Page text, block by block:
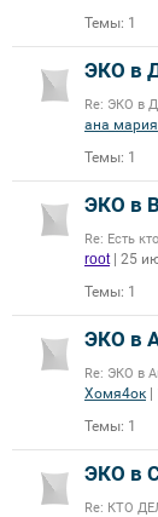
Темы: 1
ЭКО в
Re: ЭКО в
ана мария
Темы: 1
ЭКО в
Re: Есть
root| 25
Темы: 1
ЭКО в
Re: ЭКО в
Хомя4ок
Темы: 1
ЭКО в
Re: КТО